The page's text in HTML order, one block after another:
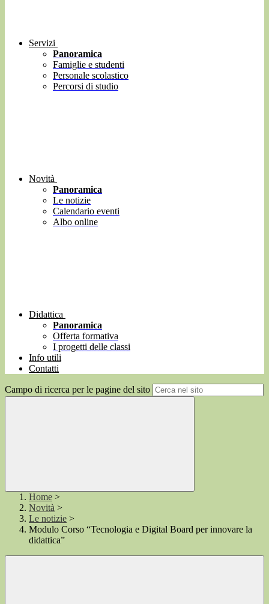
Servizi
Panoramica
Famiglie e studenti
Personale scolastico
Percorsi di studio
Novità
Panoramica
Le notizie
Calendario eventi
Albo online
Didattica
Panoramica
Offerta formativa
I progetti delle classi
Info utili
Contatti
Campo di ricerca per le pagine del sito
Home >
Novità >
Le notizie >
Modulo Corso “Tecnologia e Digital Board per innovare la
didattica”